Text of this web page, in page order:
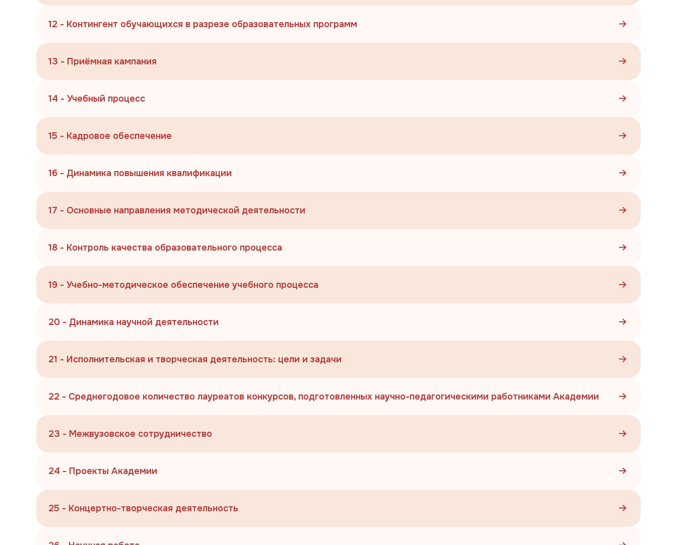
12 - Контингент обучающихся в разрезе образовательных программ
13 - Приёмная кампания
14 - Учебный процесс
15 - Кадровое обеспечение
16 - Динамика повышения квалификации
17 - Основные направления методической деятельности
18 - Контроль качества образовательного процесса
19 - Учебно-методическое обеспечение учебного процесса
20 - Динамика научной деятельности
21 - Исполнительская и творческая деятельность: цели и задачи
22 - Среднегодовое количество лауреатов конкурсов, подготовленных научно-педагогическими работниками Академии
23 - Межвузовское сотрудничество
24 - Проекты Академии
25 - Концертно-творческая деятельность